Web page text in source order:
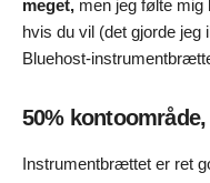
meget, men jeg følte
hvis du vil (det gjorde jeg
Bluehost-
50%
Instrumentbrættet er ret